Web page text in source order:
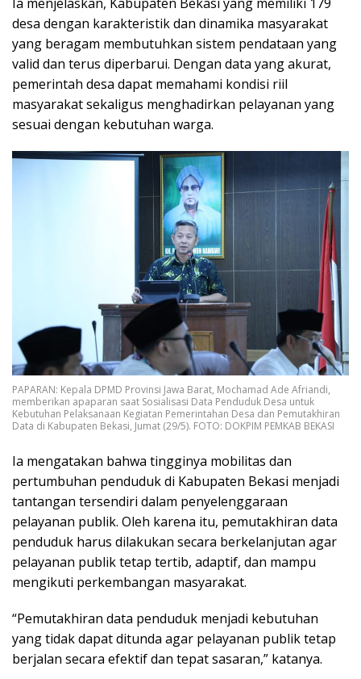
desa dengan karakteristik dan dinamika masyarakat
yang beragam membutuhkan sistem pendataan yang
valid dan terus diperbarui. Dengan data yang akurat,
pemerintah desa dapat memahami kondisi riil
masyarakat sekaligus menghadirkan pelayanan yang
sesuai dengan kebutuhan warga.
PAPARAN: Kepala DPMD Provinsi Jawa Barat, Mochamad Ade Afriandi,
memberikan apaparan saat Sosialisasi Data Penduduk Desa untuk
Kebutuhan Pelaksanaan Kegiatan Pemerintahan Desa dan Pemutakhiran
Data di Kabupaten Bekasi, Jumat (29/5). FOTO: DOKPIM PEMKAB BEKASI
Ia mengatakan bahwa tingginya mobilitas dan
pertumbuhan penduduk di Kabupaten Bekasi menjadi
tantangan tersendiri dalam penyelenggaraan
pelayanan publik. Oleh karena itu, pemutakhiran data
penduduk harus dilakukan secara berkelanjutan agar
pelayanan publik tetap tertib, adaptif, dan mampu
mengikuti perkembangan masyarakat.
“Pemutakhiran data penduduk menjadi kebutuhan
yang tidak dapat ditunda agar pelayanan publik tetap
berjalan secara efektif dan tepat sasaran,” katanya.